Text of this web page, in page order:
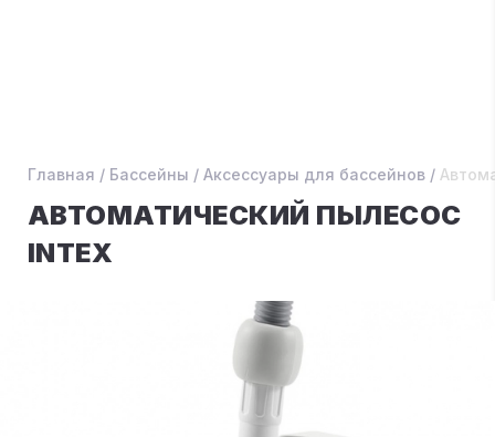
Главная / Бассейны / Аксессуары для бассейнов /
АВТОМАТИЧЕСКИЙ ПЫЛЕСОС
INTEX